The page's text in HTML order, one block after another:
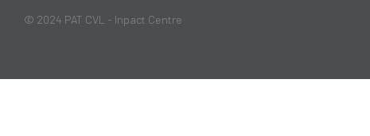
© 2024 PAT CVL - Inpact Centre